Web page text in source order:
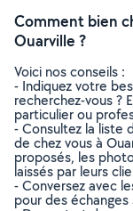
Comment bien
Ouarville ?
Voici nos conseils :
- Indiquez votre
recherchez-vous ?
particulier ou
- Consultez la liste
de chez vous à
proposés, les
laissés par leurs
- Conversez avec
pour des